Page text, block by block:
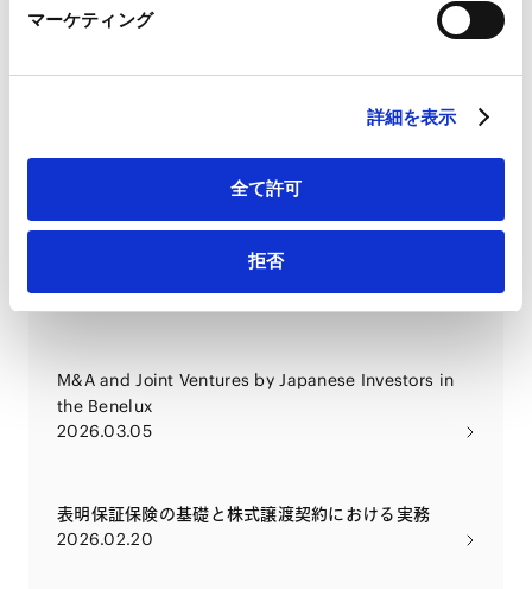
LinkedIn プライバシーポリシー（
HubSpot プライバシーポリシー（外部サイト）
マーケティング
詳細を表示
全て許可
拒否
2026.03.11
「『稼ぐ力』を強化する取締役会5原則」の概要とこれ
2026.03.11
改訂や次期会社法改正とともに～
2026.03.09
M&A and Joint Ventures by Japanese Investors in
the Benelux
2026.03.05
表明保証保険の基礎と株式譲渡契約における実務
2026.02.20